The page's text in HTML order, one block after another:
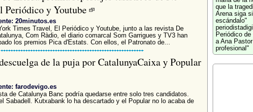
Periódico y Youtube
20minutos.es
Times Travel, El Periódico y Youtube, junto a las revista De
Com Ràdio, el diario comarcal Som Garrigues y TV3 han
los premios Pica d'Estats. Con ellos, el Patronato de...
de la puja por CatalunyaCaixa y Popular
farodevigo.es
de Catalunya Banc podría quedarse entre solo tres candidatos.
Sabadell. Kutxabank lo ha descartado y el Popular no lo acaba de
que la
Arena siga
escándalo"
Periódico
a Ana
profesional"